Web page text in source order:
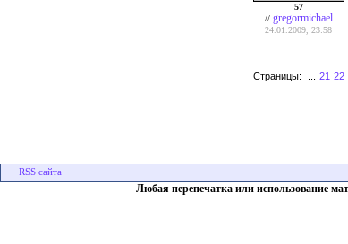
57
// gregormichael
24.01.2009, 23:58
Страницы: 21 22
Любая перепечатка или использование